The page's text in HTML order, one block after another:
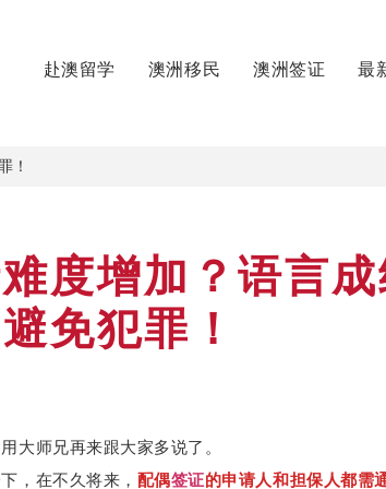
赴澳留学 澳洲移民 澳洲签证 最
！
度增加？语言
免犯罪！
大师兄再来跟大家多说了。
，在不久将来， 配偶签证的申请人和担保人都需